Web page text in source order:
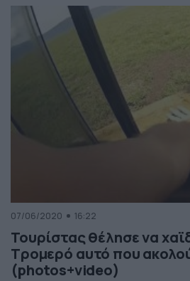
National Park της Τανζανίας, ήταν
τυχερούς, καθώς βρέθηκε δίπλα
07/06/2020 16:22
Τουρίστας θέλησε να
Τρομερό αυτό που
(photos+video)